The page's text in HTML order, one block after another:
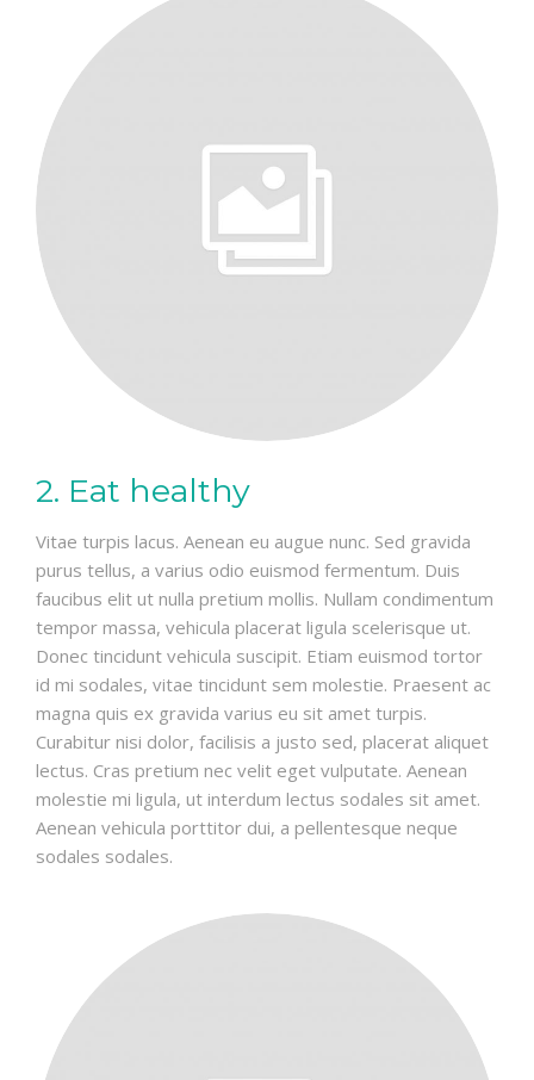
2. Eat healthy
Vitae turpis lacus. Aenean eu augue nunc. Sed gravida
purus tellus, a varius odio euismod fermentum. Duis
faucibus elit ut nulla pretium mollis. Nullam condimentum
tempor massa, vehicula placerat ligula scelerisque ut.
Donec tincidunt vehicula suscipit. Etiam euismod tortor
id mi sodales, vitae tincidunt sem molestie. Praesent ac
magna quis ex gravida varius eu sit amet turpis.
Curabitur nisi dolor, facilisis a justo sed, placerat aliquet
lectus. Cras pretium nec velit eget vulputate. Aenean
molestie mi ligula, ut interdum lectus sodales sit amet.
Aenean vehicula porttitor dui, a pellentesque neque
sodales sodales.